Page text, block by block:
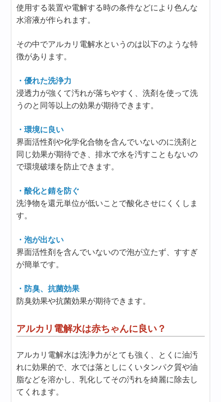
使用する装置や電解する時の条件などにより色んな
水溶液が作られます。
その中でアルカリ電解水というのは以下のような特
徴があります。
・優れた洗浄力
浸透力が強くて汚れが落ちやすく、洗剤を使って洗
うのと同等以上の効果が期待できます。
・環境に良い
界面活性剤や化学化合物を含んでいないのに洗剤と
同じ効果が期待でき、排水で水を汚すこともないの
で環境破壊を防止できます。
・酸化と錆を防ぐ
洗浄物を還元単位が低いことで酸化させにくくしま
す。
・泡が出ない
界面活性剤を含んでいないので泡が立たず、すすぎ
が簡単です。
・防臭、抗菌効果
防臭効果や抗菌効果が期待できます。
アルカリ電解水は赤ちゃんに良い？
アルカリ電解水は洗浄力がとても強く、とくに油汚
れに効果的で、水では落としにくいタンパク質や油
脂などを溶かし、乳化してその汚れを綺麗に除去し
てくれます。